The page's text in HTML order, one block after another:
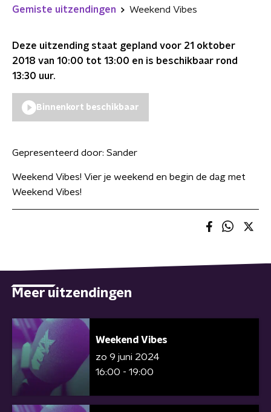
Gemiste uitzendingen Weekend Vibes
Deze uitzending staat gepland voor 21 oktober
2018 van 10:00 tot 13:00 en is beschikbaar rond
13:30 uur.
Binnenkort beschikbaar
Gepresenteerd door: Sander
Weekend Vibes! Vier je weekend en begin de dag met
Weekend Vibes!
Meer uitzendingen
Weekend Vibes
zo 9 juni 2024
16:00 - 19:00